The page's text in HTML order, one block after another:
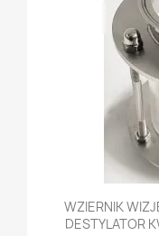
WZIERNIK
DESTYLATOR